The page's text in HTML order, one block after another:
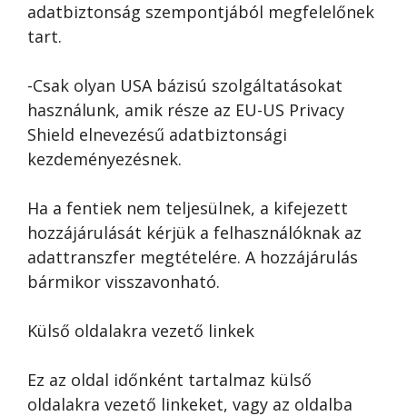
adatbiztonság szempontjából megfelelőnek
tart.
-Csak olyan USA bázisú szolgáltatásokat
használunk, amik része az EU-US Privacy
Shield elnevezésű adatbiztonsági
kezdeményezésnek.
Ha a fentiek nem teljesülnek, a kifejezett
hozzájárulását kérjük a felhasználóknak az
adattranszfer megtételére. A hozzájárulás
bármikor visszavonható.
Külső oldalakra vezető linkek
Ez az oldal időnként tartalmaz külső
oldalakra vezető linkeket, vagy az oldalba